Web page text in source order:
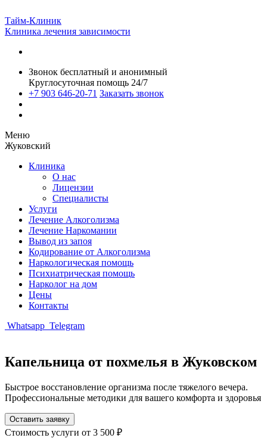
Тайм-Клиник
Клиника лечения зависимости
Звонок бесплатный и анонимный
Круглосуточная помощь 24/7
+7 903 646-20-71 Заказать звонок
Меню
Жуковский
Клиника
О нас
Лицензии
Специалисты
Услуги
Лечение Алкоголизма
Лечение Наркомании
Вывод из запоя
Кодирование от Алкоголизма
Наркологическая помощь
Психиатрическая помощь
Нарколог на дом
Цены
Контакты
Whatsapp Telegram
Капельница от похмелья в Жуковском
Быстрое восстановление организма после тяжелого вечера.
Профессиональные методики для вашего комфорта и здоровья
Оставить заявку
Стоимость услуги от 3 500 ₽